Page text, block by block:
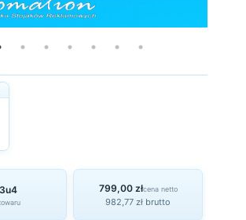
799,00 złcena netto
982,77 zł brutto